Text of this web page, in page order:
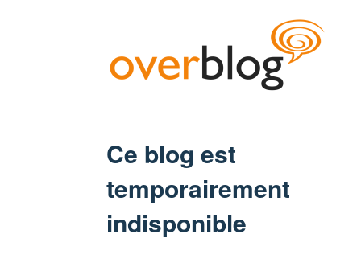
Ce blog est
temporairement
indisponible